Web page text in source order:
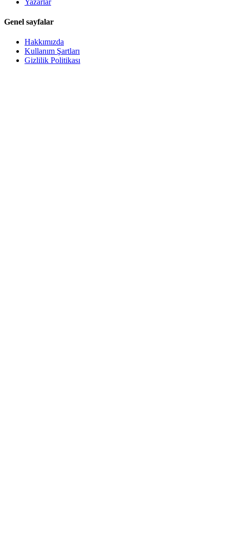
Genel sayfalar
Hakkımızda
Kullanım Şartları
Gizlilik Politikası